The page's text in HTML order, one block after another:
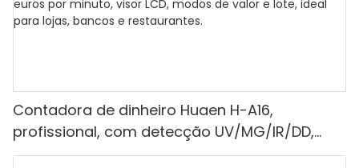
Contadora de dinheiro Huaen H-A16,
profissional, com detecção UV/MG/IR/DD,
capacidade de contagem de 1100 euros por